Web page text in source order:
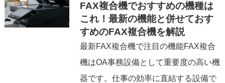
FAX複合機でおすすめの機種は
これ！最新の機能と併せておす
すめのFAX複合機を解説
最新FAX複合機で注目の機能FAX複合
機はOA事務設備として重要度の高い機
器です。仕事の効率に直結する設備で